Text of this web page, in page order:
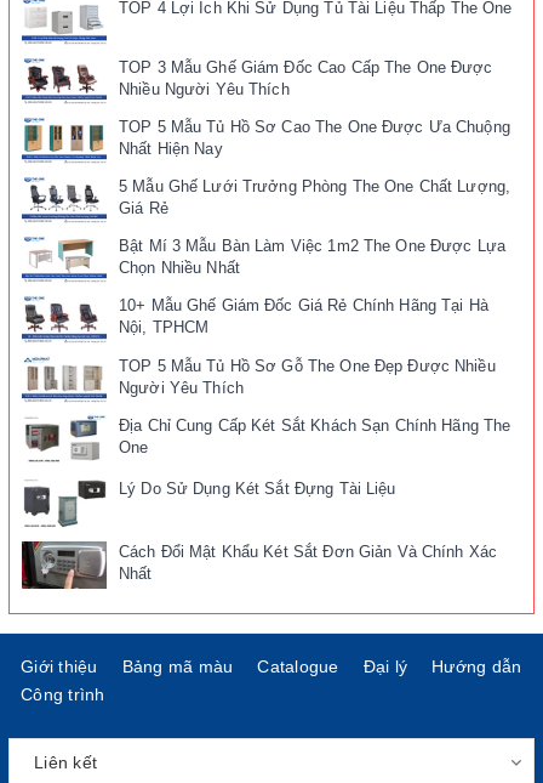
TOP 4 Lợi Ích Khi Sử Dụng Tủ Tài Liệu Thấp The One
TOP 3 Mẫu Ghế Giám Đốc Cao Cấp The One Được
Nhiều Người Yêu Thích
TOP 5 Mẫu Tủ Hồ Sơ Cao The One Được Ưa Chuộng
Nhất Hiện Nay
5 Mẫu Ghế Lưới Trưởng Phòng The One Chất Lượng,
Giá Rẻ
Bật Mí 3 Mẫu Bàn Làm Việc 1m2 The One Được Lựa
Chọn Nhiều Nhất
10+ Mẫu Ghế Giám Đốc Giá Rẻ Chính Hãng Tại Hà
Nội, TPHCM
TOP 5 Mẫu Tủ Hồ Sơ Gỗ The One Đẹp Được Nhiều
Người Yêu Thích
Địa Chỉ Cung Cấp Két Sắt Khách Sạn Chính Hãng The
One
Lý Do Sử Dụng Két Sắt Đựng Tài Liệu
Cách Đổi Mật Khẩu Két Sắt Đơn Giản Và Chính Xác
Nhất
Giới thiệu Bảng mã màu Catalogue Đại lý
Hướng dẫn
Công trình